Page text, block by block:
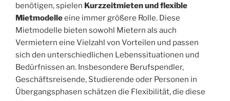
benötigen, spielen Kurzzeitmieten und flexible
Mietmodelleeine immer größere Rolle. Diese
Mietmodelle bieten sowohl Mietern als auch
Vermietern eine Vielzahl von Vorteilen und passen
sich den unterschiedlichen Lebenssituationen und
Bedürfnissen an. Insbesondere Berufspendler,
Geschäftsreisende, Studierende oder Personen in
Übergangsphasen schätzen die Flexibilität, die diese